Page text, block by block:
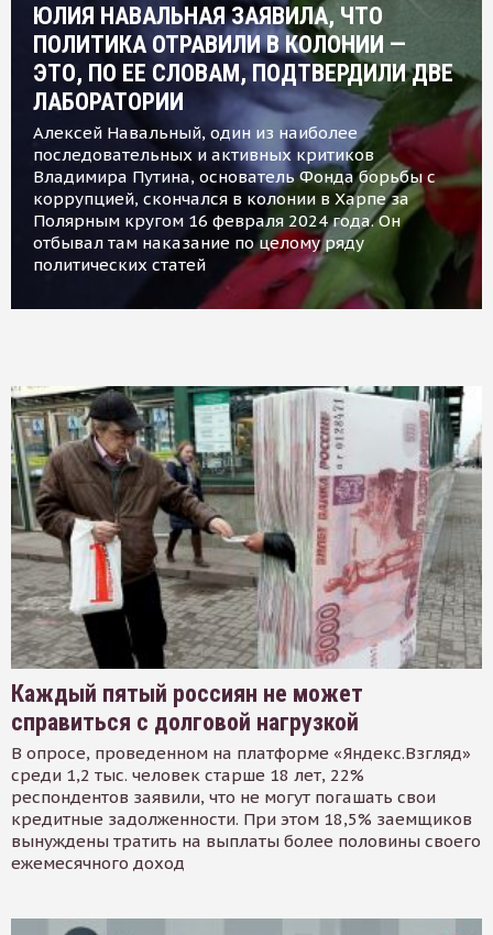
ЮЛИЯ НАВАЛЬНАЯ ЗАЯВИЛА, ЧТО
ПОЛИТИКА ОТРАВИЛИ В КОЛОНИИ —
ЭТО, ПО ЕЕ СЛОВАМ, ПОДТВЕРДИЛИ ДВЕ
ЛАБОРАТОРИИ
Алексей Навальный, один из наиболее
последовательных и активных критиков
Владимира Путина, основатель Фонда борьбы с
коррупцией, скончался в колонии в Харпе за
Полярным кругом 16 февраля 2024 года. Он
отбывал там наказание по целому ряду
политических статей
Каждый пятый россиян не может
справиться с долговой нагрузкой
В опросе, проведенном на платформе «Яндекс.Взгляд»
среди 1,2 тыс. человек старше 18 лет, 22%
респондентов заявили, что не могут погашать свои
кредитные задолженности. При этом 18,5% заемщиков
вынуждены тратить на выплаты более половины своего
ежемесячного доход